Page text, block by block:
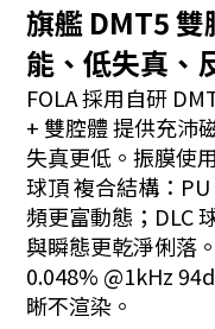
旗艦 DMT5
能、低失真、
FOLA 採用自研
+ 雙腔體 提供充沛
失真更低。振膜使
球頂 複合結構：
頻更富動態；DLC
與瞬態更乾淨俐落
0.048% @1kHz
晰不渲染。